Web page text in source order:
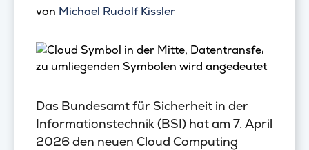
von Michael Rudolf Kissler
Das Bundesamt für Sicherheit in der
Informationstechnik (BSI) hat am 7. April
2026 den neuen Cloud Computing